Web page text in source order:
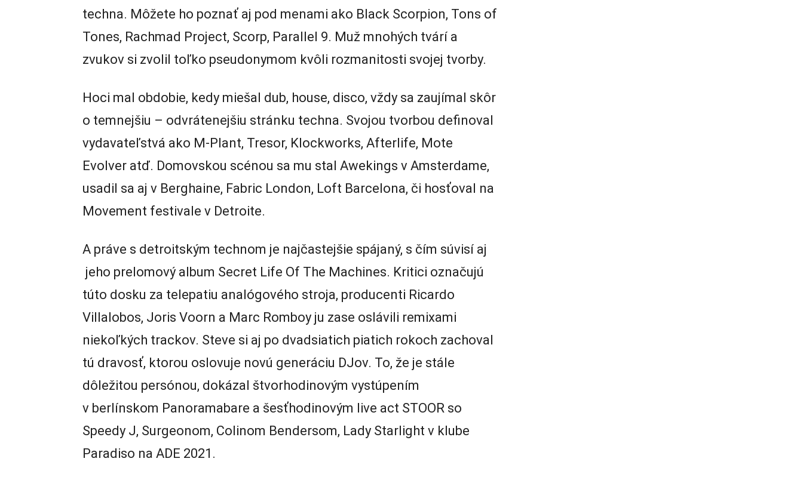
techna. Môžete ho poznať aj pod menami ako Black Scorpion, Tons of
Tones, Rachmad Project, Scorp, Parallel 9. Muž mnohých tvárí a
zvukov si zvolil toľko pseudonymom kvôli rozmanitosti svojej tvorby.
Hoci mal obdobie, kedy miešal dub, house, disco, vždy sa zaujímal skôr
o temnejšiu – odvrátenejšiu stránku techna. Svojou tvorbou definoval
vydavateľstvá ako M-Plant, Tresor, Klockworks, Afterlife, Mote
Evolver atď. Domovskou scénou sa mu stal Awekings v Amsterdame,
usadil sa aj v Berghaine, Fabric London, Loft Barcelona, či hosťoval na
Movement festivale v Detroite.
A práve s detroitským technom je najčastejšie spájaný, s čím súvisí aj
jeho prelomový album Secret Life Of The Machines. Kritici označujú
túto dosku za telepatiu analógového stroja, producenti Ricardo
Villalobos, Joris Voorn a Marc Romboy ju zase oslávili remixami
niekoľkých trackov. Steve si aj po dvadsiatich piatich rokoch zachoval
tú dravosť, ktorou oslovuje novú generáciu DJov. To, že je stále
dôležitou persónou, dokázal štvorhodinovým vystúpením
v berlínskom Panoramabare a šesťhodinovým live act STOOR so
Speedy J, Surgeonom, Colinom Bendersom, Lady Starlight v klube
Paradiso na ADE 2021.